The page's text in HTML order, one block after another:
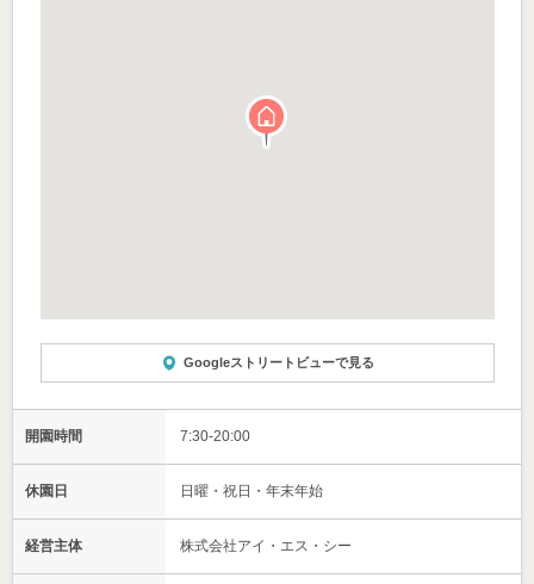
Googleストリートビューで見る
開園時間 7:30-20:00
休園日 日曜・祝日・年末年始
経営主体 株式会社アイ・エス・シー